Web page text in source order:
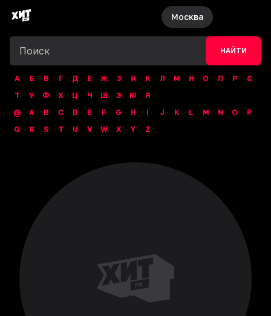
Москва
НАЙТИ
А Б В Г Д Е Ж З И К Л М Н О П Р
С
Т
У Ф Х Ц Ч Ш Э Ю
Я
@
A B C D E F G H I J K L M N O
P
Q
R S T U V W X Y Z